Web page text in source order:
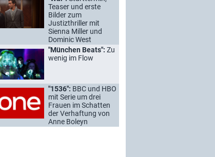
Teaser und erste
Bilder zum
Justizthriller mit
Sienna Miller und
Dominic West
"München Beats": Zu
wenig im Flow
"1536": BBC und HBO
mit Serie um drei
Frauen im Schatten
der Verhaftung von
Anne Boleyn